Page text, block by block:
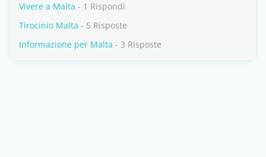
Vivere a Malta - 1 Rispondi
Tirocinio Malta - 5 Risposte
Informazione per Malta - 3 Risposte